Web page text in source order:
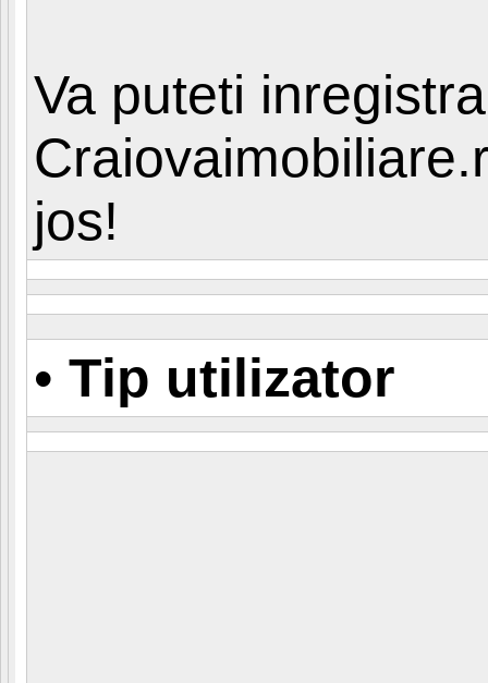
Va puteti
jos!
• Tip utilizator